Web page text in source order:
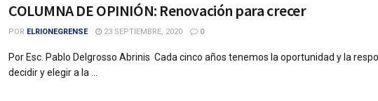
COLUMNA DE OPINIÓN: Renovación para crecer
POR ELRIONEGRENSE 23 SEPTIEMBRE, 2020 0
Por Esc. Pablo Delgrosso Abrinis Cada cinco años tenemos la oportunidad y la
decidir y elegir a la ...